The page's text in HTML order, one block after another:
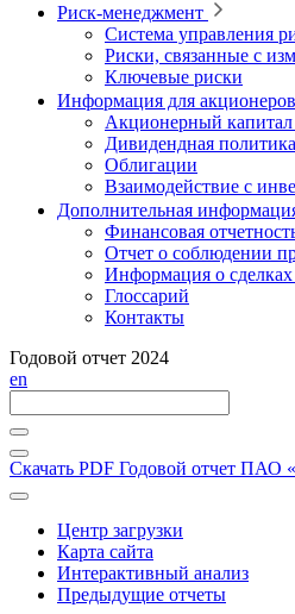
Риск-менеджмент
Система управления
Риски, связанные с
Ключевые риски
Информация для акционеров
Акционерный
Дивидендная политика
Облигации
Взаимодействие с
Дополнительная
Финансовая
Отчет о соблюдении
Информация о
Глоссарий
Контакты
Годовой отчет 2024
en
Скачать PDF Годовой отчет ПАО
Центр загрузки
Карта сайта
Интерактивный анализ
Предыдущие отчеты